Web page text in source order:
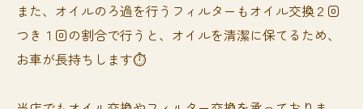
また、オイルのろ過を行うフィルターもオイル交換２回
つき１回の割合で行うと、オイルを清潔に保てるため、
お車が長持ちします⏱